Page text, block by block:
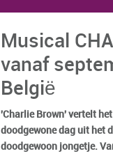
Musical
vanaf
België
'Charlie Brown' vertelt
doodgewone dag uit het
doodgewoon jongetje.